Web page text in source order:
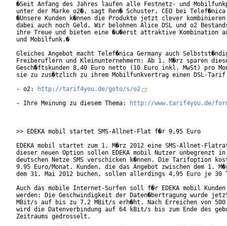
�Seit Anfang des Jahres laufen alle Festnetz- und
unter der Marke o2�, sagt Ren� Schuster, CEO bei Telef�nica
�Unsere Kunden k�nnen die Produkte jetzt clever kombinieren
dabei auch noch Geld. Wir belohnen Alice DSL und o2
ihre Treue und bieten eine �u�erst attraktive Kombination
und Mobilfunk.�
Gleiches Angebot macht Telef�nica Germany auch
Freiberuflern und Kleinunternehmern: Ab 1. M�rz sparen
Gesch�ftskunden 8,40 Euro netto (10 Euro inkl. MwSt) pro
sie zu zus�tzlich zu ihrem Mobilfunkvertrag einen DSL-
- o2:
http://tarif4you.de/goto/s/o2
- Ihre Meinung zu diesem Thema:
http://www.tarif4you.de/
>> EDEKA mobil startet SMS-Allnet-Flat f�r 9,95 Euro
EDEKA mobil startet zum 1. M�rz 2012 eine SMS-Allnet-
dieser neuen Option sollen EDEKA mobil Nutzer unbegrenzt
deutschen Netze SMS verschicken k�nnen. Die Tarifoption
9,95 Euro/Monat. Kunden, die das Angebot zwischen dem 1.
dem 31. Mai 2012 buchen, sollen allerdings 4,95 Euro je 30
Auch das mobile Internet-Surfen soll f�r EDEKA mobil
werden: Die Geschwindigkeit der Daten�bertragung wurde
MBit/s auf bis zu 7,2 MBit/s erh�ht. Nach Erreichen von 500
wird die Datenverbindung auf 64 kBit/s bis zum Ende des
Zeitraums gedrosselt.